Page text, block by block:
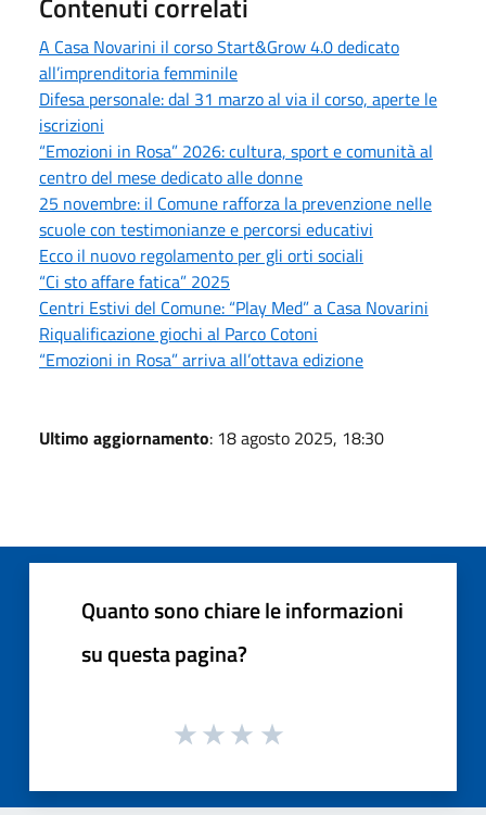
A Casa Novarini il corso Start&Grow 4.0 dedicato
all’imprenditoria femminile
Difesa personale: dal 31 marzo al via il corso, aperte le
iscrizioni
“Emozioni in Rosa” 2026: cultura, sport e comunità al
centro del mese dedicato alle donne
25 novembre: il Comune rafforza la prevenzione nelle
scuole con testimonianze e percorsi educativi
Ecco il nuovo regolamento per gli orti sociali
“Ci sto affare fatica” 2025
Centri Estivi del Comune: “Play Med” a Casa Novarini
Riqualificazione giochi al Parco Cotoni
“Emozioni in Rosa” arriva all’ottava edizione
Ultimo aggiornamento: 18 agosto 2025, 18:30
Quanto sono chiare le informazioni
su questa pagina?